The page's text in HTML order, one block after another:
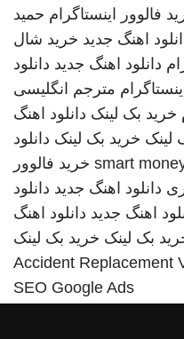
فالوور اینستاگرام حمید
اهنگ جدید خرید شال
دانلود اهنگ جدید دانلود
مترجم انگلیسی
خرید بک لینک دانلود اهنگ
لینک خرید بک لینک دانلود
smart خرید فالوور
دانلود اهنگ جدید دانلود
اهنگ جدید دانلود اهنگ
بک لینک خرید بک لینک
Accident Replacement
SEO Google Ads